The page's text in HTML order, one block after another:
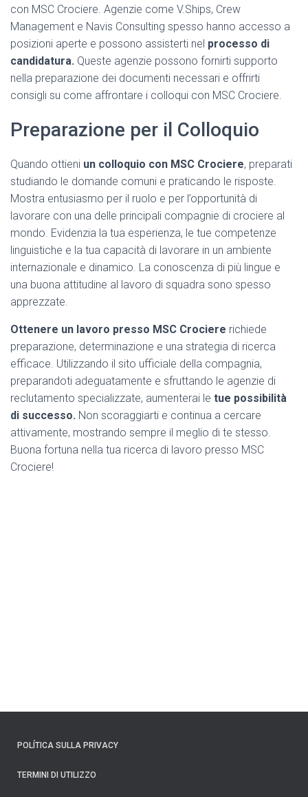
con MSC Crociere. Agenzie come V.Ships, Crew
Management e Navis Consulting spesso hanno accesso a
posizioni aperte e possono assisterti nel processo di
candidatura. Queste agenzie possono fornirti supporto
nella preparazione dei documenti necessari e offrirti
consigli su come affrontare i colloqui con MSC Crociere.
Preparazione per il Colloquio
Quando ottieni un colloquio con MSC Crociere, preparati
studiando le domande comuni e praticando le risposte.
Mostra entusiasmo per il ruolo e per l’opportunità di
lavorare con una delle principali compagnie di crociere al
mondo. Evidenzia la tua esperienza, le tue competenze
linguistiche e la tua capacità di lavorare in un ambiente
internazionale e dinamico. La conoscenza di più lingue e
una buona attitudine al lavoro di squadra sono spesso
apprezzate.
Ottenere un lavoro presso MSC Crociere richiede
preparazione, determinazione e una strategia di ricerca
efficace. Utilizzando il sito ufficiale della compagnia,
preparandoti adeguatamente e sfruttando le agenzie di
reclutamento specializzate, aumenterai le tue possibilità
di successo. Non scoraggiarti e continua a cercare
attivamente, mostrando sempre il meglio di te stesso.
Buona fortuna nella tua ricerca di lavoro presso MSC
Crociere!
POLÍTICA SULLA PRIVACY
TERMINI DI UTILIZZO